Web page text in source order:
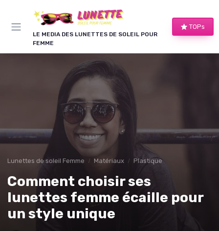
LE MEDIA DES LUNETTES DE SOLEIL POUR
FEMME
TOPs
Lunettes de soleil Femme Matériaux Plastique
Comment choisir ses
lunettes femme écaille pour
un style unique